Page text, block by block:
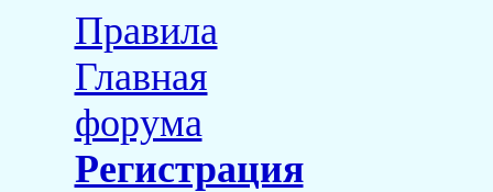
Правила
Главная
форума
Регистрация